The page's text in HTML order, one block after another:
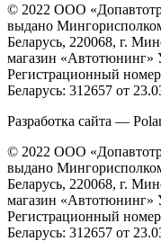
© 2022 ООО
выдано
Беларусь, 220068, г.
магазин
Регистрационный
Беларусь: 312657 от
Разработка сайта —
© 2022 ООО
выдано
Беларусь, 220068, г.
магазин
Регистрационный
Беларусь: 312657 от